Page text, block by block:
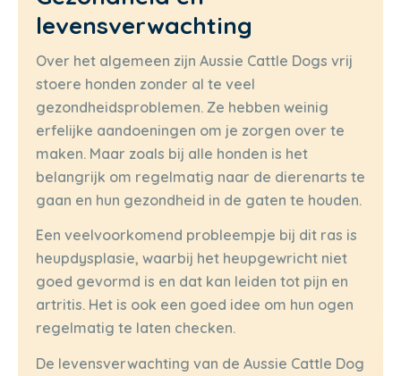
levensverwachting
Over het algemeen zijn Aussie Cattle Dogs vrij
stoere honden zonder al te veel
gezondheidsproblemen. Ze hebben weinig
erfelijke aandoeningen om je zorgen over te
maken. Maar zoals bij alle honden is het
belangrijk om regelmatig naar de dierenarts te
gaan en hun gezondheid in de gaten te houden.
Een veelvoorkomend probleempje bij dit ras is
heupdysplasie, waarbij het heupgewricht niet
goed gevormd is en dat kan leiden tot pijn en
artritis. Het is ook een goed idee om hun ogen
regelmatig te laten checken.
De levensverwachting van de Aussie Cattle Dog